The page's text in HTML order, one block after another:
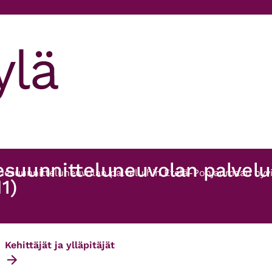
palveluihin Etelä-Pohjanmaan
Kehittäjät ja ylläpitäjät